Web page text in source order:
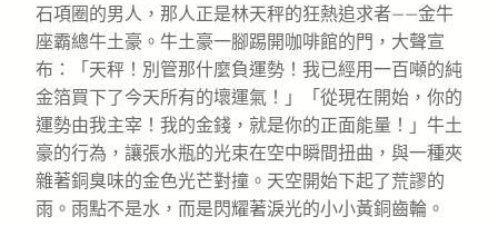
石項圈的男人，那人正是林天秤的狂熱追求者——金牛
座霸總牛土豪。牛土豪一腳踢開咖啡館的門，大聲宣
布：「天秤！別管那什麼負運勢！我已經用一百噸的純
金箔買下了今天所有的壞運氣！」「從現在開始，你的
運勢由我主宰！我的金錢，就是你的正面能量！」牛土
豪的行為，讓張水瓶的光束在空中瞬間扭曲，與一種夾
雜著銅臭味的金色光芒對撞。天空開始下起了荒謬的
雨。雨點不是水，而是閃耀著淚光的小小黃銅齒輪。